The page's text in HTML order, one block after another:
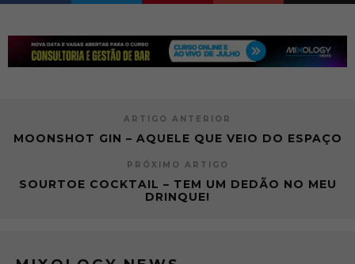
ARTIGO ANTERIOR
MOONSHOT GIN – AQUELE QUE VEIO DO ESPAÇO
PRÓXIMO ARTIGO
SOURTOE COCKTAIL – TEM UM DEDÃO NO MEU
DRINQUE!